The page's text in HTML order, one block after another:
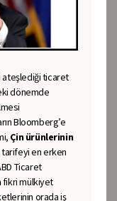
ateşlediği ticaret
dönemde
Bloomberg’e
Çin ürünlerinin
tarifeyi en erken
Ticaret
fikri mülkiyet
orada iş